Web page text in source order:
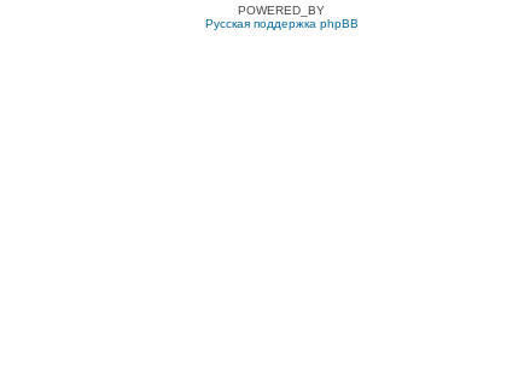
POWERED_BY
Русская поддержка phpBB